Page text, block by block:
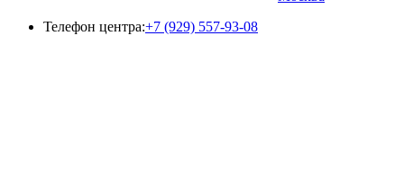
Телефон центра:+7 (929) 557-93-08